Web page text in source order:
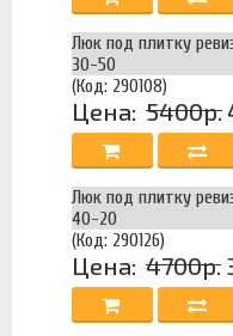
Люк под плитку
30-50
(Код: 290108)
Цена: 5400р.
Люк под плитку
40-20
(Код: 290126)
Цена: 4700р.